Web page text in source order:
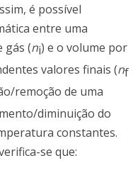
é possível
entre uma
gás (ni) e o volume por
valores finais (nf
remoção de uma
diminuição do
constantes.
se que: